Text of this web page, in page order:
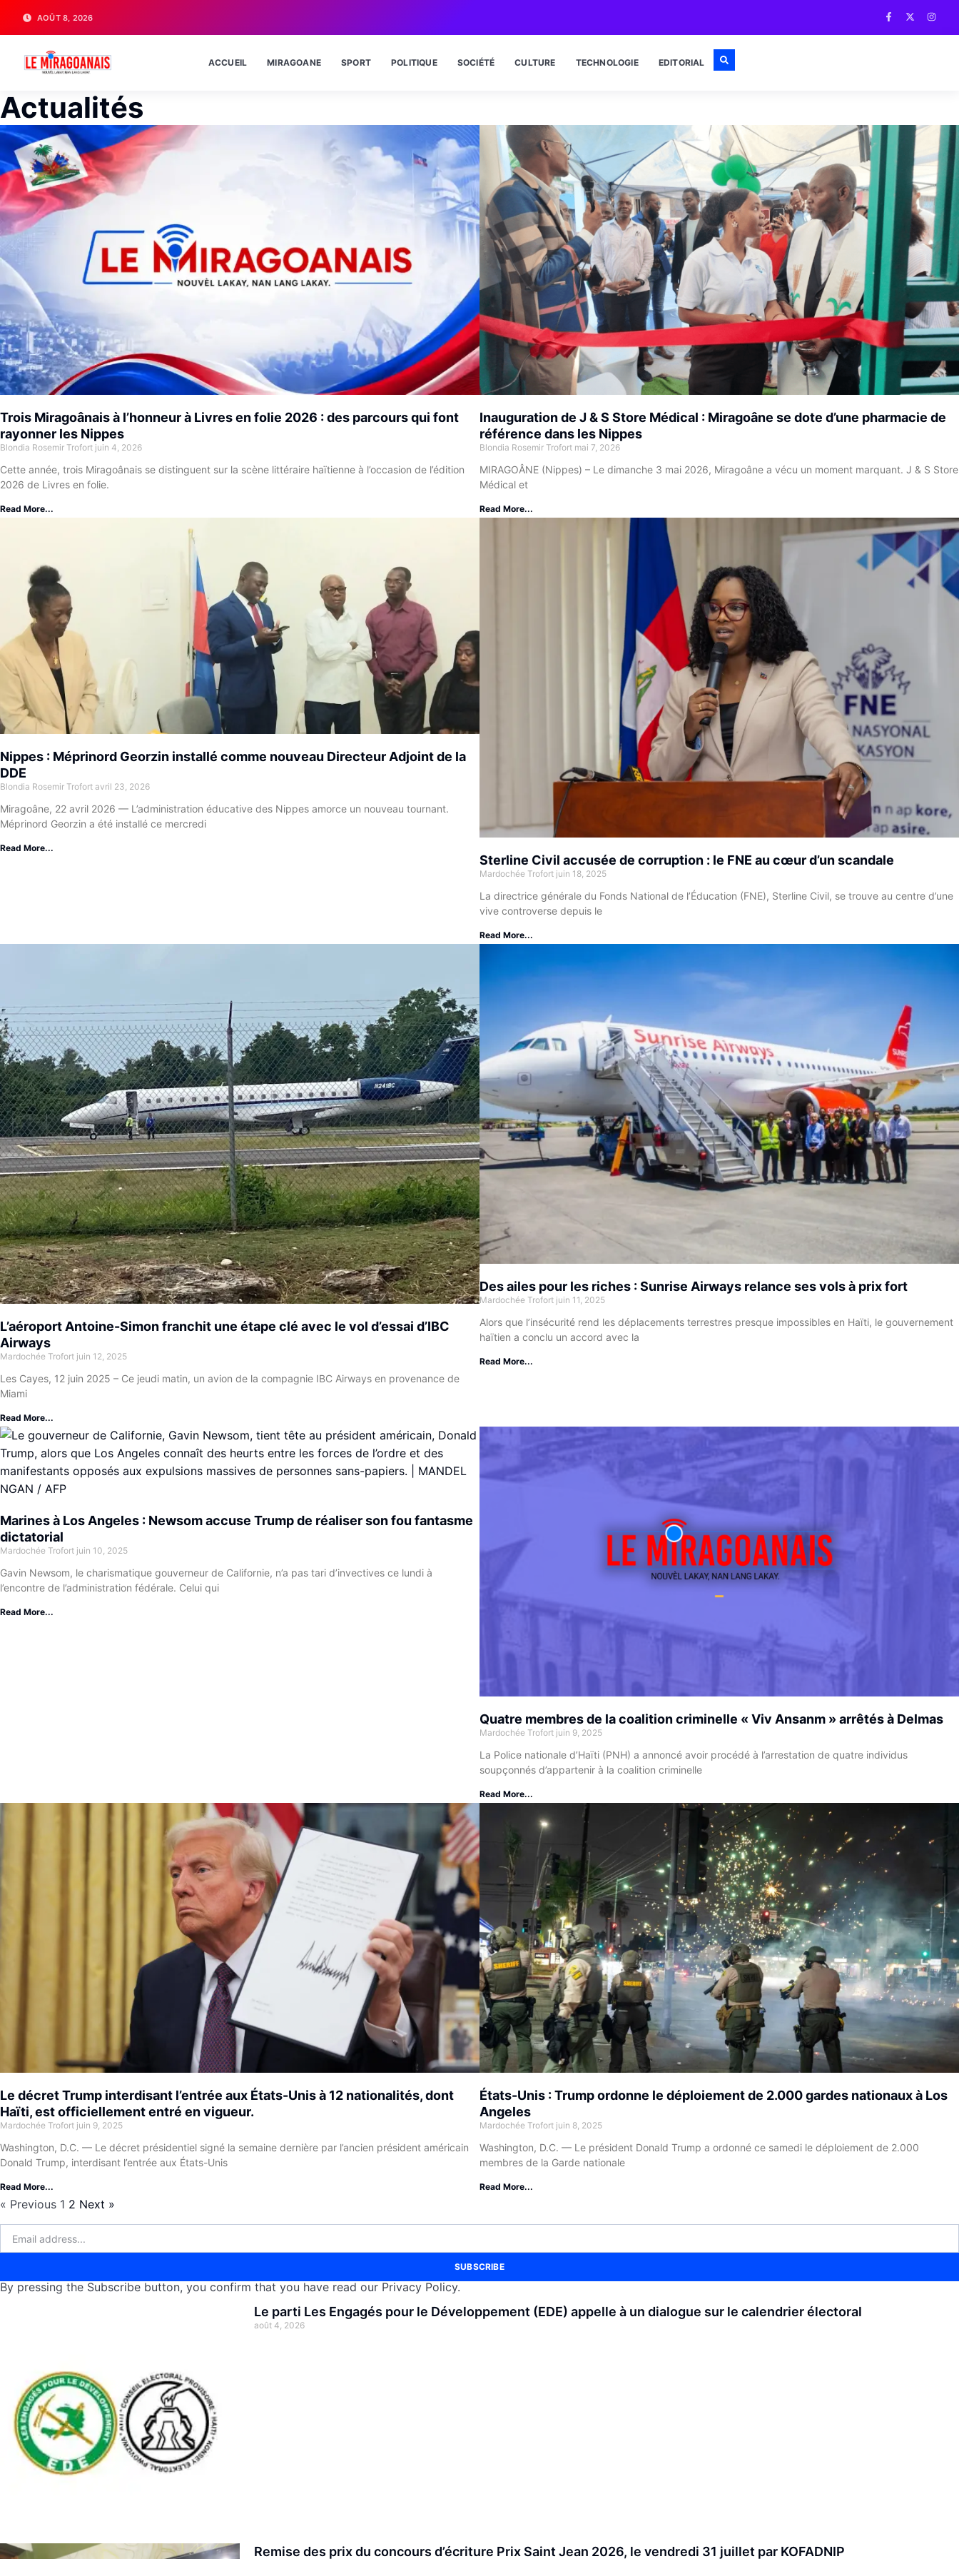
AOÛT 8, 2026
ACCUEIL MIRAGOANE SPORT POLITIQUE SOCIÉTÉ CULTURE TECHNOLOGIE EDITORIAL
Actualités
Trois Miragoânais à l’honneur à Livres en folie 2026 : des parcours qui font
rayonner les Nippes
Blondia Rosemir Trofort juin 4, 2026
Cette année, trois Miragoânais se distinguent sur la scène littéraire haïtienne à l’occasion de l’édition
2026 de Livres en folie.
Read More...
Inauguration de J & S Store Médical : Miragoâne se dote d’une pharmacie de
référence dans les Nippes
Blondia Rosemir Trofort mai 7, 2026
MIRAGOÂNE (Nippes) – Le dimanche 3 mai 2026, Miragoâne a vécu un moment marquant. J & S Store
Médical et
Read More...
Nippes : Méprinord Georzin installé comme nouveau Directeur Adjoint de la
DDE
Blondia Rosemir Trofort avril 23, 2026
Miragoâne, 22 avril 2026 — L’administration éducative des Nippes amorce un nouveau tournant.
Méprinord Georzin a été installé ce mercredi
Read More...
Sterline Civil accusée de corruption : le FNE au cœur d’un scandale
Mardochée Trofort juin 18, 2025
La directrice générale du Fonds National de l’Éducation (FNE), Sterline Civil, se trouve au centre d’une
vive controverse depuis le
Read More...
L’aéroport Antoine-Simon franchit une étape clé avec le vol d’essai d’IBC
Airways
Mardochée Trofort juin 12, 2025
Les Cayes, 12 juin 2025 – Ce jeudi matin, un avion de la compagnie IBC Airways en provenance de
Miami
Read More...
Des ailes pour les riches : Sunrise Airways relance ses vols à prix fort
Mardochée Trofort juin 11, 2025
Alors que l’insécurité rend les déplacements terrestres presque impossibles en Haïti, le gouvernement
haïtien a conclu un accord avec la
Read More...
Marines à Los Angeles : Newsom accuse Trump de réaliser son fou fantasme
dictatorial
Mardochée Trofort juin 10, 2025
Gavin Newsom, le charismatique gouverneur de Californie, n’a pas tari d’invectives ce lundi à
l’encontre de l’administration fédérale. Celui qui
Read More...
Quatre membres de la coalition criminelle « Viv Ansanm » arrêtés à Delmas
Mardochée Trofort juin 9, 2025
La Police nationale d’Haïti (PNH) a annoncé avoir procédé à l’arrestation de quatre individus
soupçonnés d’appartenir à la coalition criminelle
Read More...
Le décret Trump interdisant l’entrée aux États-Unis à 12 nationalités, dont
Haïti, est officiellement entré en vigueur.
Mardochée Trofort juin 9, 2025
Washington, D.C. — Le décret présidentiel signé la semaine dernière par l’ancien président américain
Donald Trump, interdisant l’entrée aux États-Unis
Read More...
États-Unis : Trump ordonne le déploiement de 2.000 gardes nationaux à Los
Angeles
Mardochée Trofort juin 8, 2025
Washington, D.C. — Le président Donald Trump a ordonné ce samedi le déploiement de 2.000
membres de la Garde nationale
Read More...
« Previous 1 2 Next »
SUBSCRIBE
By pressing the Subscribe button, you confirm that you have read our Privacy Policy.
Le parti Les Engagés pour le Développement (EDE) appelle à un dialogue sur le calendrier électoral
août 4, 2026
Remise des prix du concours d’écriture Prix Saint Jean 2026, le vendredi 31 juillet par KOFADNIP